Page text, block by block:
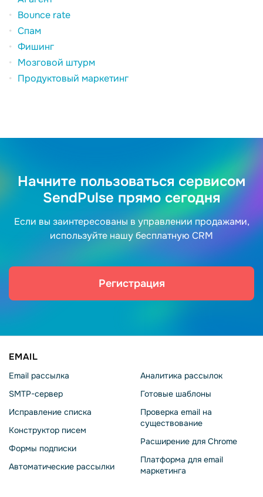
Bounce rate
Спам
Фишинг
Мозговой штурм
Продуктовый маркетинг
Начните пользоваться сервисом
SendPulse прямо сегодня
Если вы заинтересованы в управлении продажами,
используйте нашу бесплатную CRM
Регистрация
EMAIL
Email рассылка
SMTP-сервер
Исправление списка
Конструктор писем
Формы подписки
Автоматические рассылки
Аналитика рассылок
Готовые шаблоны
Проверка email на
существование
Расширение для Chrome
Платформа для email
маркетинга